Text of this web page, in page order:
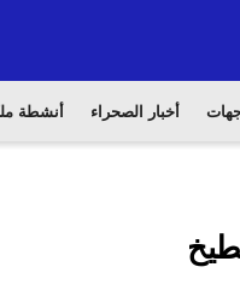
أخبار الصحراء أنشطة